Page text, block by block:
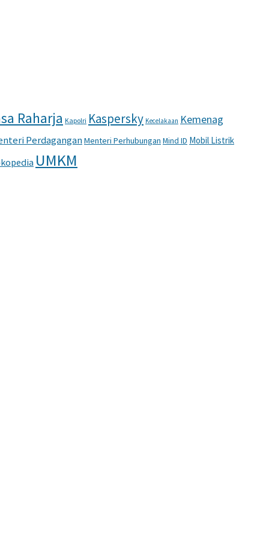
Raharja Kapolri Kaspersky Kecelakaan Kemenag
PerdaganganMenteri Perhubungan Mind ID Mobil Listrik
UMKM